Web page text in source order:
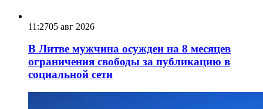
11:2705 авг 2026
В Литве мужчина осужден на 8 месяцев
ограничения свободы за публикацию в
социальной сети